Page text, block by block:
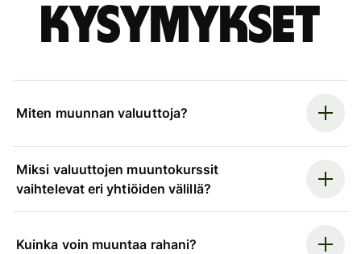
kysymykset
Miten muunnan valuuttoja?
Miksi valuuttojen muuntokurssit
vaihtelevat eri yhtiöiden välillä?
Kuinka voin muuntaa rahani?